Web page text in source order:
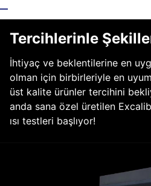
Tercihlerinle
İhtiyaç ve beklentilerine en
olman için birbirleriyle en
üst kalite ürünler tercihini
anda sana özel üretilen
ısı testleri başlıyor!